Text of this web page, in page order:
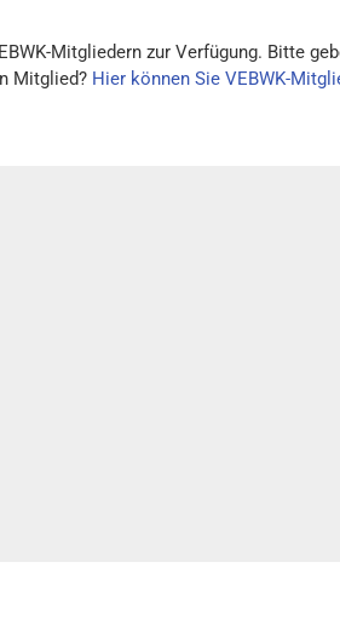
Mitgliedern zur Verfügung. Bitte
Mitglied? Hier können Sie VEBWK-